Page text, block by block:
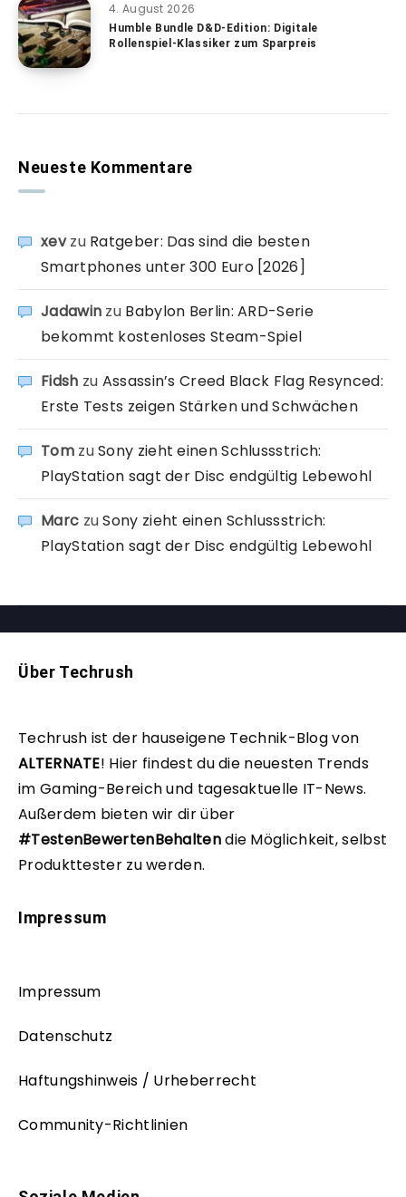
4. August 2026
Humble Bundle D&D-Edition: Digitale
Rollenspiel-Klassiker zum Sparpreis
Neueste Kommentare
xevzu Ratgeber: Das sind die besten
Smartphones unter 300 Euro [2026]
Jadawin zu Babylon Berlin: ARD-Serie
bekommt kostenloses Steam-Spiel
Fidsh zu Assassin’s Creed Black Flag Resynced:
Erste Tests zeigen Stärken und Schwächen
TomzuSony zieht einen Schlussstrich:
PlayStation sagt der Disc endgültig Lebewohl
Marc zuSony zieht einen Schlussstrich:
PlayStation sagt der Disc endgültig Lebewohl
Über Techrush
Techrush ist der hauseigene Technik-Blog von
ALTERNATE! Hier findest du die neuesten Trends
im Gaming-Bereich und tagesaktuelle IT-News.
Außerdem bieten wir dir über
#TestenBewertenBehaltendie Möglichkeit, selbst
Produkttester zu werden.
Impressum
Impressum
Datenschutz
Haftungshinweis / Urheberrecht
Community-Richtlinien